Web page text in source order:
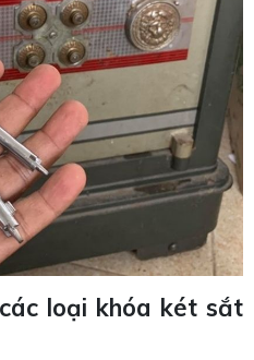
loại khóa két sắt